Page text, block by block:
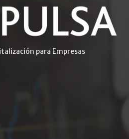
para Empresas